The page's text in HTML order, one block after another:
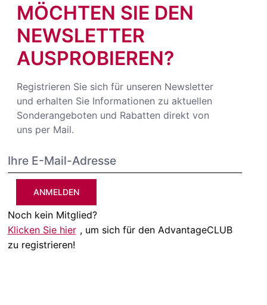
MÖCHTEN SIE DEN
NEWSLETTER
AUSPROBIEREN?
Registrieren Sie sich für unseren Newsletter
und erhalten Sie Informationen zu aktuellen
Sonderangeboten und Rabatten direkt von
uns per Mail.
ANMELDEN
Noch kein Mitglied?
Klicken Sie hier , um sich für den AdvantageCLUB
zu registrieren!